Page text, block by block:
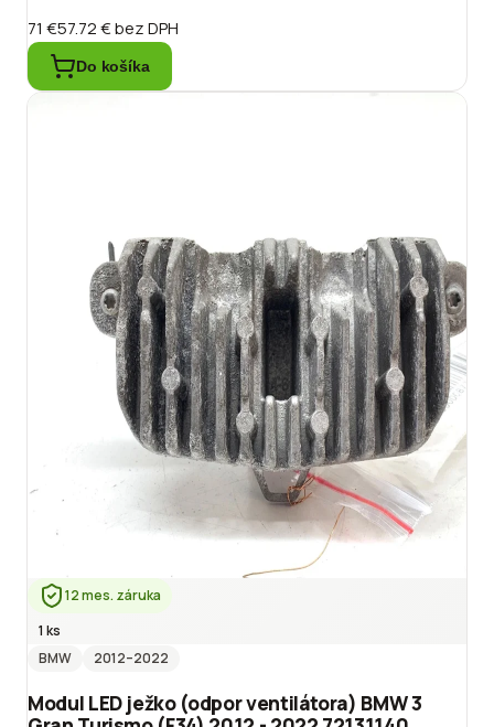
71 €57.72 €bez DPH
Do košíka
12 mes. záruka
1 ks
BMW
2012–2022
Modul LED ježko (odpor ventilátora) BMW 3